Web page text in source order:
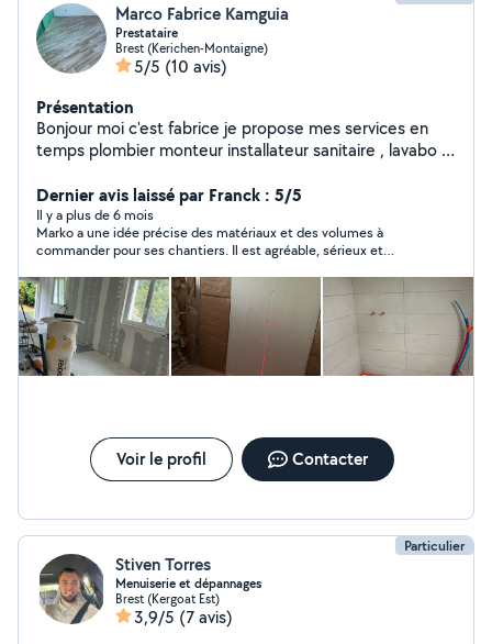
Marco Fabrice Kamguia
Prestataire
Brest (Kerichen-Montaigne)
5/5 (10 avis)
Présentation
Bonjour moi c'est fabrice je propose mes services en
temps plombier monteur installateur sanitaire , lavabo ,
Dernier avis laissé par Franck : 5/5
Il y a plus de 6 mois
Marko a une idée précise des matériaux et des volumes à
commander pour ses chantiers. Il est agréable, sérieux et
satisfait de la qualité et du délai du travail fournis qui justifie le
prix demandé. Je recommande Marco.
Voir le profil Contacter
Particulier
Stiven Torres
Menuiserie et dépannages
Brest (Kergoat Est)
3,9/5 (7 avis)